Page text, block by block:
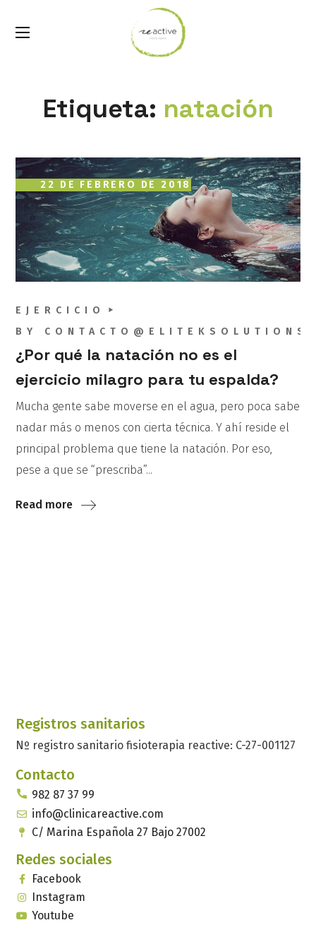
Etiqueta: natación
22 DE FEBRERO DE 2018
EJERCICIO
BY
¿Por qué la natación no es el
ejercicio milagro para tu espalda?
Mucha gente sabe moverse en el agua, pero poca sabe
nadar más o menos con cierta técnica. Y ahí reside el
principal problema que tiene la natación. Por eso,
pese a que se “prescriba”...
Read more
Registros sanitarios
Nº registro sanitario fisioterapia reactive: C-27-001127
Contacto
982 87 37 99
info@clinicareactive.com
C/ Marina Española 27 Bajo 27002
Redes sociales
Facebook
Instagram
Youtube